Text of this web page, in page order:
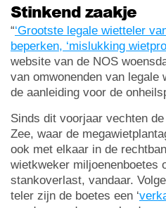
Stinkend zaakje
“‘Grootste legale wietteler
beperken, ‘mislukking
website van de NOS
van omwonenden van legale
de aanleiding voor de
Sinds dit voorjaar vechten
Zee, waar de
ook met elkaar in de
wietkweker miljoenenboetes
stankoverlast, vandaar.
teler zijn de boetes een ‘